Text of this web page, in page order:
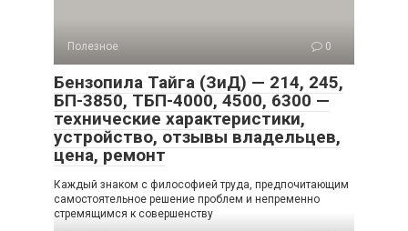
Полезное 0
Бензопила Тайга (ЗиД) — 214, 245,
БП-3850, ТБП-4000, 4500, 6300 —
технические характеристики,
устройство, отзывы владельцев,
цена, ремонт
Каждый знаком с философией труда, предпочитающим
самостоятельное решение проблем и непременно
стремящимся к совершенству